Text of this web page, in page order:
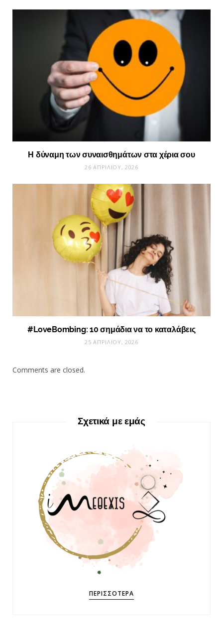
Η δύναμη των συναισθημάτων στα χέρια σου
26 ΑΠΡΙΛΊΟΥ, 2026
#LoveBombing: 10 σημάδια να το καταλάβεις
25 ΑΠΡΙΛΊΟΥ, 2026
Comments are closed.
Σχετικά με εμάς
ΠΕΡΙΣΣΌΤΕΡΑ